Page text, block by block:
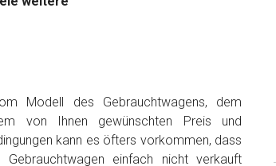
Modell des Gebrauchtwagens, dem
von Ihnen gewünschten Preis und
kann es öfters vorkommen, dass
Gebrauchtwagen einfach nicht verkauft